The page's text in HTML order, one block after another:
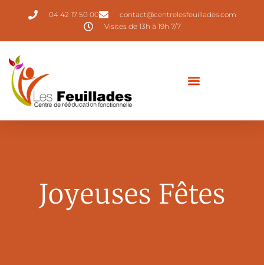
04 42 17 50 00
contact@centrelesfeuillades.com
Visites de 13h à 19h 7/7
Joyeuses Fêtes